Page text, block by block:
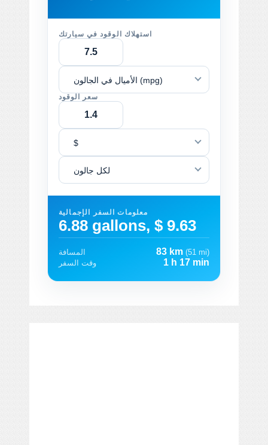
استهلاك الوقود في سيارتك
الأميال في الجالون (mpg)
سعر الوقود
$
لكل جالون
معلومات السفر الإجمالية
6.88 gallons, $ 9.63
المسافة 83 km (51 mi)
وقت السفر
1 h 17 min